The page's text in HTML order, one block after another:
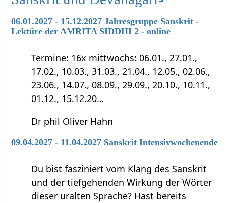
06.01.2027 - 15.12.2027 Jahresgruppe Sanskrit -
Lektüre der AMRITA SIDDHI 2 - online
Termine: 16x mittwochs: 06.01., 27.01.,
17.02., 10.03., 31.03., 21.04., 12.05., 02.06.,
23.06., 14.07., 08.09., 29.09., 20.10., 10.11.,
01.12., 15.12.20…
Dr phil Oliver Hahn
09.04.2027 - 11.04.2027 Sanskrit Intensivwochenende
Du bist fasziniert vom Klang des Sanskrit
und der tiefgehenden Wirkung der Wörter
dieser uralten Sprache? Hast bereits